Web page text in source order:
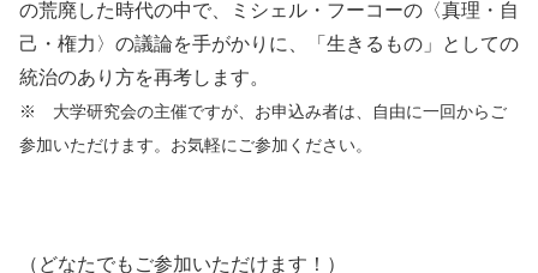
の荒廃した時代の中で、ミシェル・フーコーの〈真理・自
己・権力〉の議論を手がかりに、「生きるもの」としての
統治のあり方を再考します。
※ 大学研究会の主催ですが、お申込み者は、自由に一回からご
参加いただけます。お気軽にご参加ください。
（どなたでもご参加いただけます！）